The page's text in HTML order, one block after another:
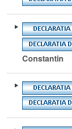
Constantin